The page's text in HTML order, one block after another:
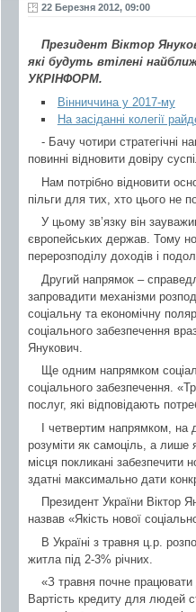
22 Березня 2012, 09:00
Президент Віктор
які будуть втілені
УКРІНФОРМ.
Вінниччина у 2017-му
На засіданні колегії
- Бачу чотири стратегічні
повинні відновити довіру
Нам потрібно відновити
пільги для тих, хто цього не
У цьому зв’язку він
європейських держав. Тому
перерозподілу доходів і
Другий напрямок –
запровадити механізми
соціальну та економічну
соціального забезпечення
Янукович.
Ще одним напрямком
соціального забезпечення.
послуг, які відповідають
І четвертим напрямком,
розуміти як самоціль, а лише
місця покликані забезпечити
здатні максимально дати
Президент України Віктор
назвав «Якість нової
В Україні з травня ц.р.
житла під 2-3% річних.
«З травня почне працювати
Вартість кредиту для людей